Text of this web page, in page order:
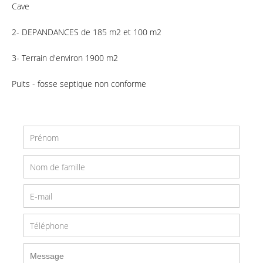
Cave
2- DEPANDANCES de 185 m2 et 100 m2
3- Terrain d'environ 1900 m2
Puits - fosse septique non conforme